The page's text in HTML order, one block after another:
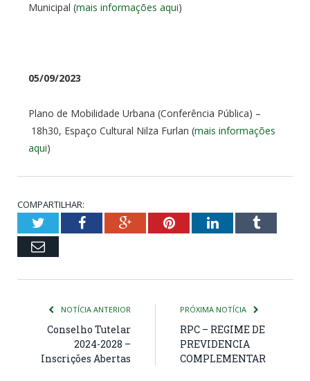
Municipal (mais informações aqui)
05/09/2023
Plano de Mobilidade Urbana (Conferência Pública) –
18h30, Espaço Cultural Nilza Furlan (mais informações
aqui)
COMPARTILHAR:
TwitterFacebookGoogle+PinterestLinkedInTumblr
Email
NOTÍCIA ANTERIOR
Conselho Tutelar
2024-2028 –
Inscrições Abertas
PRÓXIMA NOTÍCIA
RPC – REGIME DE
PREVIDENCIA
COMPLEMENTAR